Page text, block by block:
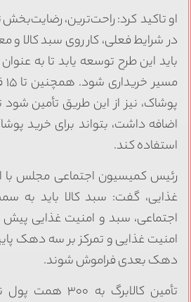
او تاکید کرد: راحت‌ترین،
در شرایط فعلی، کار روی سبد کالا
باید این طرح توسعه یابد تا به
پوشاک، نیز از این طریق تأمین شود
اضافه داشت، بتواند برای خرید
استفاده کند.
رئیس کمیسیون اجتماعی مجلس با
غذایی، گفت: سبد کالا باید به
اجتماعی، سبد و امنیت غذایی پیش
دهک بعدی فراموش شوند.
تأمین کالابرگ به